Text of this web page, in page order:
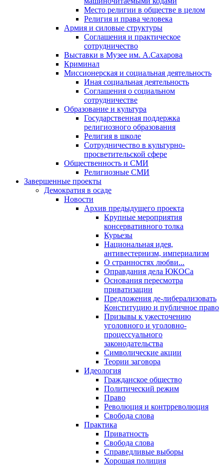
Место религии в обществе в целом
Религия и права человека
Армия и силовые структуры
Соглашения и практическое
сотрудничество
Выставки в Музее им. А.Сахарова
Криминал
Миссионерская и социальная деятельность
Иная социальная деятельность
Соглашения о социальном
сотрудничестве
Образование и культура
Государственная поддержка
религиозного образования
Религия в школе
Сотрудничество в культурно-
просветительской сфере
Общественность и СМИ
Религиозные СМИ
Завершенные проекты
Демократия в осаде
Новости
Архив предыдущего проекта
Крупные мероприятия
консервативного толка
Курьезы
Национальная идея,
антивестернизм, империализм
О странностях любви...
Оправдания дела ЮКОСа
Основания пересмотра
приватизации
Предложения де-либерализовать
Конституцию и публичное право
Призывы к ужесточению
уголовного и уголовно-
процессуального
законодательства
Символические акции
Теории заговора
Идеология
Гражданское общество
Политический режим
Право
Революция и контрреволюция
Свобода слова
Практика
Приватность
Свобода слова
Справедливые выборы
Хорошая полиция